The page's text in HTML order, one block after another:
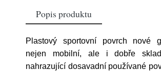
Popis produktu
Plastový sportovní povrch nové
nejen mobilní, ale i dobře
nahrazující dosavadní používané